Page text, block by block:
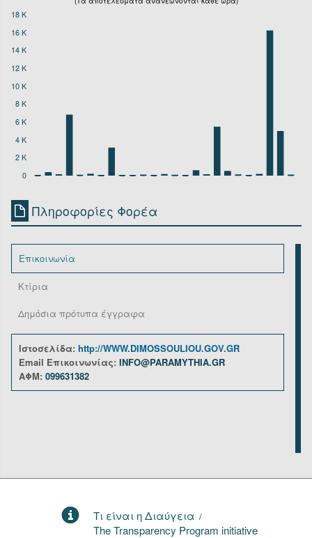
0
2 K
4 K
6 K
8 K
10 K
12 K
14 K
16 K
18 K
Πληροφορίες Φορέα
Επικοινωνία
Κτίρια
Δημόσια πρότυπα έγγραφα
Ιστοσελίδα: http://WWW.DIMOSSOULIOU.GOV.GR
Email Επικοινωνίας: INFO@PARAMYTHIA.GR
ΑΦΜ: 099631382
Τι είναι η Διαύγεια /
The Transparency Program initiative